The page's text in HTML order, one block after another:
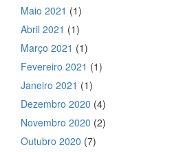
Maio 2021 (1)
Abril 2021 (1)
Março 2021 (1)
Fevereiro 2021 (1)
Janeiro 2021 (1)
Dezembro 2020 (4)
Novembro 2020 (2)
Outubro 2020 (7)